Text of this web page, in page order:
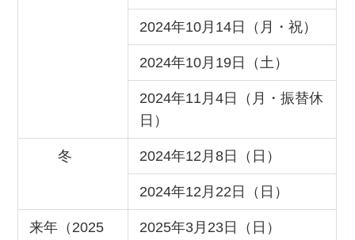
2024年10月14日（月・祝）
2024年10月19日（土）
2024年11月4日（月・振替休
日）
冬 2024年12月8日（日）
2024年12月22日（日）
来年（2025
2025年3月23日（日）